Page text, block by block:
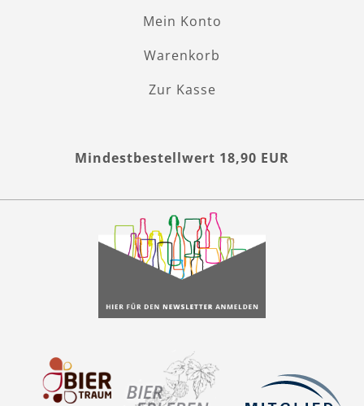
Mein Konto
Warenkorb
Zur Kasse
Mindestbestellwert 18,90 EUR